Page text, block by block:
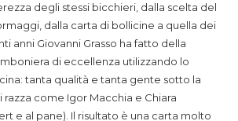
degli stessi bicchieri, dalla scelta del
dalla carta di bollicine a quella dei
anni Giovanni Grasso ha fatto della
di eccellenza utilizzando lo
tanta qualità e tanta gente sotto la
come Igor Macchia e Chiara
e al pane). Il risultato è una carta molto